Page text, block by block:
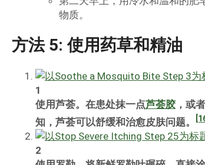
物质。
方法 5: 使用药草和精油
1
使用芦荟。在患处抹一点芦荟胶，或
知，芦荟可以舒缓和治愈皮肤问题。
2